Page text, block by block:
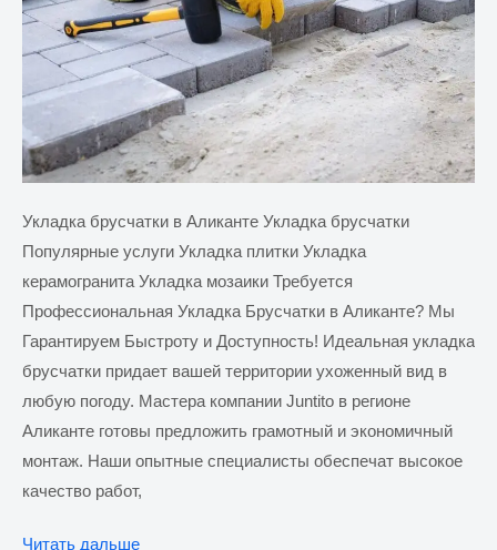
Укладка брусчатки в Аликанте Укладка брусчатки
Популярные услуги Укладка плитки Укладка
керамогранита Укладка мозаики Требуется
Профессиональная Укладка Брусчатки в Аликанте? Мы
Гарантируем Быстроту и Доступность! Идеальная укладка
брусчатки придает вашей территории ухоженный вид в
любую погоду. Мастера компании Juntito в регионе
Аликанте готовы предложить грамотный и экономичный
монтаж. Наши опытные специалисты обеспечат высокое
качество работ,
Укладка
Читать дальше